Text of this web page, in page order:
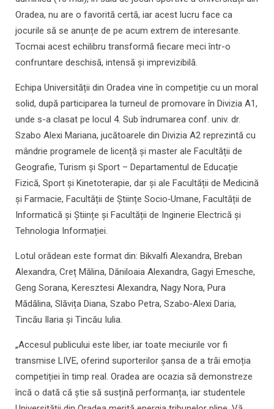
Oradea, nu are o favorită certă, iar acest lucru face ca
jocurile să se anunțe de pe acum extrem de interesante.
Tocmai acest echilibru transformă fiecare meci într-o
confruntare deschisă, intensă și imprevizibilă.
Echipa Universității din Oradea vine în competiție cu un moral
solid, după participarea la turneul de promovare în Divizia A1,
unde s-a clasat pe locul 4. Sub îndrumarea conf. univ. dr.
Szabo Alexi Mariana, jucătoarele din Divizia A2 reprezintă cu
mândrie programele de licență și master ale Facultății de
Geografie, Turism și Sport – Departamentul de Educație
Fizică, Sport și Kinetoterapie, dar și ale Facultății de Medicină
și Farmacie, Facultății de Științe Socio‑Umane, Facultății de
Informatică și Științe și Facultății de Inginerie Electrică și
Tehnologia Informației.
Lotul orădean este format din: Bikvalfi Alexandra, Breban
Alexandra, Creț Mălina, Dăniloaia Alexandra, Gagyi Emesche,
Geng Sorana, Keresztesi Alexandra, Nagy Nora, Pura
Mădălina, Slăvița Diana, Szabo Petra, Szabo‑Alexi Daria,
Tincău Ilaria și Tincău Iulia.
„Accesul publicului este liber, iar toate meciurile vor fi
transmise LIVE, oferind suporterilor șansa de a trăi emoția
competiției în timp real. Oradea are ocazia să demonstreze
încă o dată că știe să susțină performanța, iar studentele